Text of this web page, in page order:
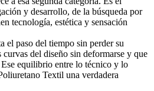
y desarrollo, de la búsqueda por
tecnología, estética y sensación
el paso del tiempo sin perder su
curvas del diseño sin deformarse y que
equilibrio entre lo técnico y lo
Textil una verdadera